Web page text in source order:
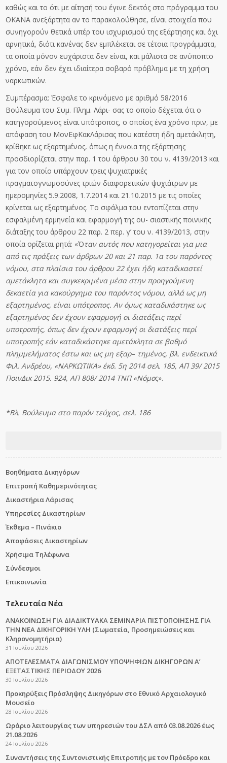
καθώς και το ότι με αίτησή του έγινε δεκτός στο πρόγραμμα του
ΟΚΑΝΑ ανεξάρτητα αν το παρακολούθησε, είναι στοιχεία που
συνηγορούν θετικά υπέρ του ισχυρισμού της εξάρτησης και όχι
αρνητικά, διότι κανένας δεν εμπλέκεται σε τέτοια προγράμματα,
τα οποία μόνον ευχάριστα δεν είναι, και μάλιστα σε ανύποπτο
χρόνο, εάν δεν έχει ιδιαίτερα σοβαρό πρόβλημα με τη χρήση
ναρκωτικών.
Συμπέρασμα: Έσφαλε το κρινόμενο με αριθμό 58/2016
Βούλευμα του Συμ. Πλημ. Λάρι- σας το οποίο δέχεται ότι ο
κατηγορούμενος είναι υπότροπος, ο οποίος ένα χρόνο πριν, με
απόφαση του ΜονΕφΚακΛάρισας που κατέστη ήδη αμετάκλητη,
κρίθηκε ως εξαρτημένος, όπως η έννοια της εξάρτησης
προσδιορίζεται στην παρ. 1 του άρθρου 30 του ν. 4139/2013 και
για τον οποίο υπάρχουν τρεις ψυχιατρικές
πραγματογνωμοσύνες τριών διαφορετικών ψυχιάτρων με
ημερομηνίες 5.9.2008, 1.7.2014 και 21.10.2015 με τις οποίες
κρίνεται ως εξαρτημένος. Το σφάλμα του εντοπίζεται στην
εσφαλμένη ερμηνεία και εφαρμογή της ου- σιαστικής ποινικής
διάταξης του άρθρου 22 παρ. 2 περ. γ’ του ν. 4139/2013, στην
οποία ορίζεται ρητά: «Όταν αυτός που κατηγορείται για μια
από τις πράξεις των άρθρων 20 και21 παρ. 1α του παρόντος
νόμου, στα πλαίσια του άρθρου 22 έχει ήδη καταδικαστεί
αμετάκλητα και συγκεκριμένα μέσα στην προηγούμενη
δεκαετία για κακούργημα του παρόντος νόμου, αλλά ως μη
εξαρτημένος, είναι υπότροπος. Αν όμως καταδικάστηκε ως
εξαρτημένος δεν έχουν εφαρμογή οι διατάξεις περί
υποτροπής, όπως δεν έχουν εφαρμογή οι διατάξεις περί
υποτροπής εάν καταδικάστηκε αμετάκλητα σε βαθμό
πλημμελήματος έστω και ως μη εξαρ– τημένος, βλ. ενδεικτικά
Φιλ. Ανδρέου, «ΝΑΡΚΩΤΙΚΑ» έκδ. 5η 2014 σελ. 185, ΑΠ 39/ 2015
ΠοινΔικ 2015. 924, ΑΠ 808/ 2014 ΤΝΠ «Νόμος».
*Βλ. Βούλευμα στο παρόν τεύχος, σελ. 186
Βοηθήματα Δικηγόρων
Επιτροπή Καθημερινότητας
Δικαστήρια Λάρισας
Υπηρεσίες Δικαστηρίων
Έκθεμα – Πινάκιο
Αποφάσεις Δικαστηρίων
Χρήσιμα Τηλέφωνα
Σύνδεσμοι
Επικοινωνία
Τελευταία Νέα
ΑΝΑΚΟΙΝΩΣΗ ΓΙΑ ΔΙΑΔΙΚΤΥΑΚΑ ΣΕΜΙΝΑΡΙΑ ΠΙΣΤΟΠΟΙΗΣΗΣ ΓΙΑ
ΤΗΝ ΝΕΑ ΔΙΚΗΓΟΡΙΚΗ ΥΛΗ (Σωματεία, Προσημειώσεις και
Κληρονομητήρια)
31 Ιουλίου 2026
ΑΠΟΤΕΛΕΣΜΑΤΑ ΔΙΑΓΩΝΙΣΜΟΥ ΥΠΟΨΗΦΙΩΝ ΔΙΚΗΓΟΡΩΝ Α’
ΕΞΕΤΑΣΤΙΚΗΣ ΠΕΡΙΟΔΟΥ 2026
30 Ιουλίου 2026
Προκηρύξεις Πρόσληψης Δικηγόρων στο Εθνικό Αρχαιολογικό
Μουσείο
28 Ιουλίου 2026
Ωράριο λειτουργίας των υπηρεσιών του ΔΣΛ από 03.08.2026 έως
21.08.2026
24 Ιουλίου 2026
Συναντήσεις της Συντονιστικής Επιτροπής με τον Πρόεδρο και